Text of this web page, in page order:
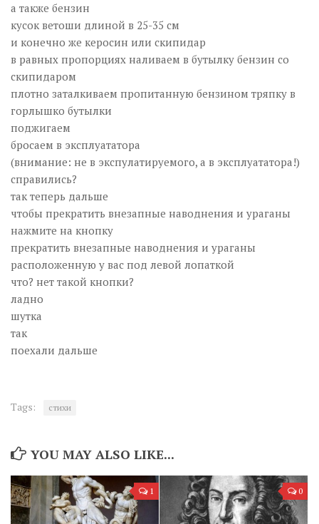
а также бензин
кусок ветоши длиной в 25-35 см
и конечно же керосин или скипидар
в равных пропорциях наливаем в бутылку бензин со
скипидаром
плотно заталкиваем пропитанную бензином тряпку в
горлышко бутылки
поджигаем
бросаем в эксплуататора
(внимание: не в экспулатируемого, а в эксплуататора!)
справились?
так теперь дальше
чтобы прекратить внезапные наводнения и ураганы
нажмите на кнопку
прекратить внезапные наводнения и ураганы
расположенную у вас под левой лопаткой
что? нет такой кнопки?
ладно
шутка
так
поехали дальше
Tags: стихи
YOU MAY ALSO LIKE...
1 0